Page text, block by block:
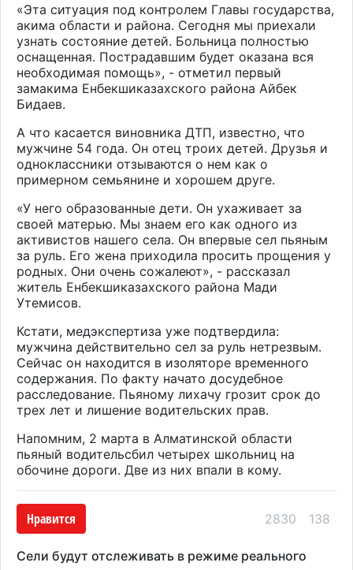
«Эта ситуация под контролем Главы государства,
акима области и района. Сегодня мы приехали
узнать состояние детей. Больница полностью
оснащенная. Пострадавшим будет оказана вся
необходимая помощь», - отметил первый
замакима Енбекшиказахского района Айбек
Бидаев.
А что касается виновника ДТП, известно, что
мужчине 54 года. Он отец троих детей. Друзья и
одноклассники отзываются о нем как о
примерном семьянине и хорошем друге.
«У него образованные дети. Он ухаживает за
своей матерью. Мы знаем его как одного из
активистов нашего села. Он впервые сел пьяным
за руль. Его жена приходила просить прощения у
родных. Они очень сожалеют», - рассказал
житель Енбекшиказахского района Мади
Утемисов.
Кстати, медэкспертиза уже подтвердила:
мужчина действительно сел за руль нетрезвым.
Сейчас он находится в изоляторе временного
содержания. По факту начато досудебное
расследование. Пьяному лихачу грозит срок до
трех лет и лишение водительских прав.
Напомним, 2 марта в Алматинской области
пьяный водительсбил четырех школьниц на
обочине дороги. Две из них впали в кому.
Нравится 2830 138
Сели будут отслеживать в режиме реального